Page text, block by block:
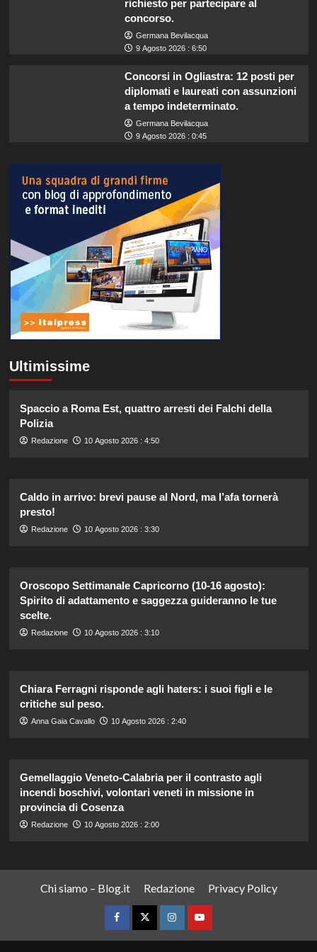
richiesto per partecipare al
concorso.
Germana Bevilacqua
9 Agosto 2026 : 6:50
Concorsi in Ogliastra: 12 posti per
diplomati e laureati con assunzioni
a tempo indeterminato.
Germana Bevilacqua
9 Agosto 2026 : 0:45
Ultimissime
Spaccio a Roma Est, quattro arresti dei Falchi della
Polizia
Redazione 10 Agosto 2026 : 4:50
Caldo in arrivo: brevi pause al Nord, ma l’afa tornerà
presto!
Redazione 10 Agosto 2026 : 3:30
Oroscopo Settimanale Capricorno (10-16 agosto):
Spirito di adattamento e saggezza guideranno le tue
scelte.
Redazione 10 Agosto 2026 : 3:10
Chiara Ferragni risponde agli haters: i suoi figli e le
critiche sul peso.
Anna Gaia Cavallo 10 Agosto 2026 : 2:40
Gemellaggio Veneto-Calabria per il contrasto agli
incendi boschivi, volontari veneti in missione in
provincia di Cosenza
Redazione 10 Agosto 2026 : 2:00
Chi siamo – Blog.it Redazione Privacy Policy
FacebookTwitterInstagramYouTube